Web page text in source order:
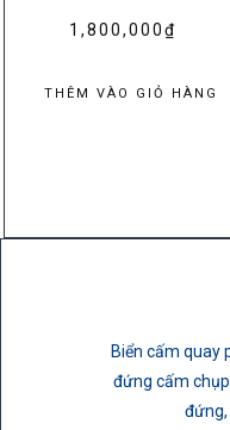
1,800,000₫
THÊM VÀO GIỎ HÀNG
Biển cấm quay
đứng cấm
đứng,